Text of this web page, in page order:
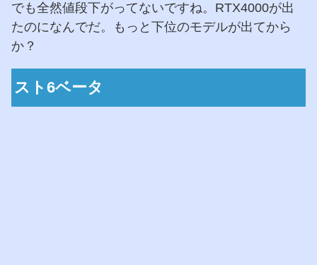
でも全然値段下がってないですね。RTX4000が出
たのになんでだ。もっと下位のモデルが出てから
か？
スト6ベータ